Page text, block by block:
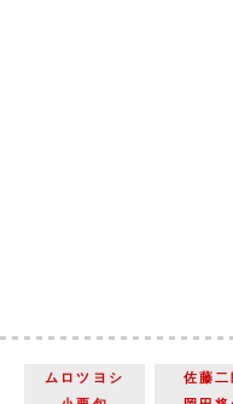
ムロツヨシ 佐藤二